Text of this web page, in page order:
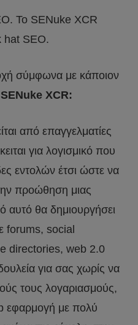
Το SENuke XCR
hat SEO.
σύμφωνα με κάποιον
SENuke XCR:
από επαγγελματίες
για λογισμικό που
εντολών έτσι ώστε να
προώθηση μιας
αυτό θα δημιουργήσει
forums, social
directories, web 2.0
για σας χωρίς να
τους λογαριασμούς,
εφαρμογή με πολύ